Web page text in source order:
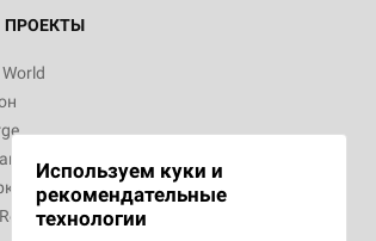
Используем куки и
рекомендательные
технологии